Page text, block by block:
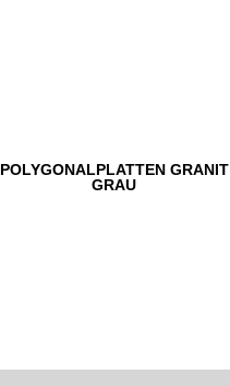
POLYGONALPLATTEN GRANIT
GRAU